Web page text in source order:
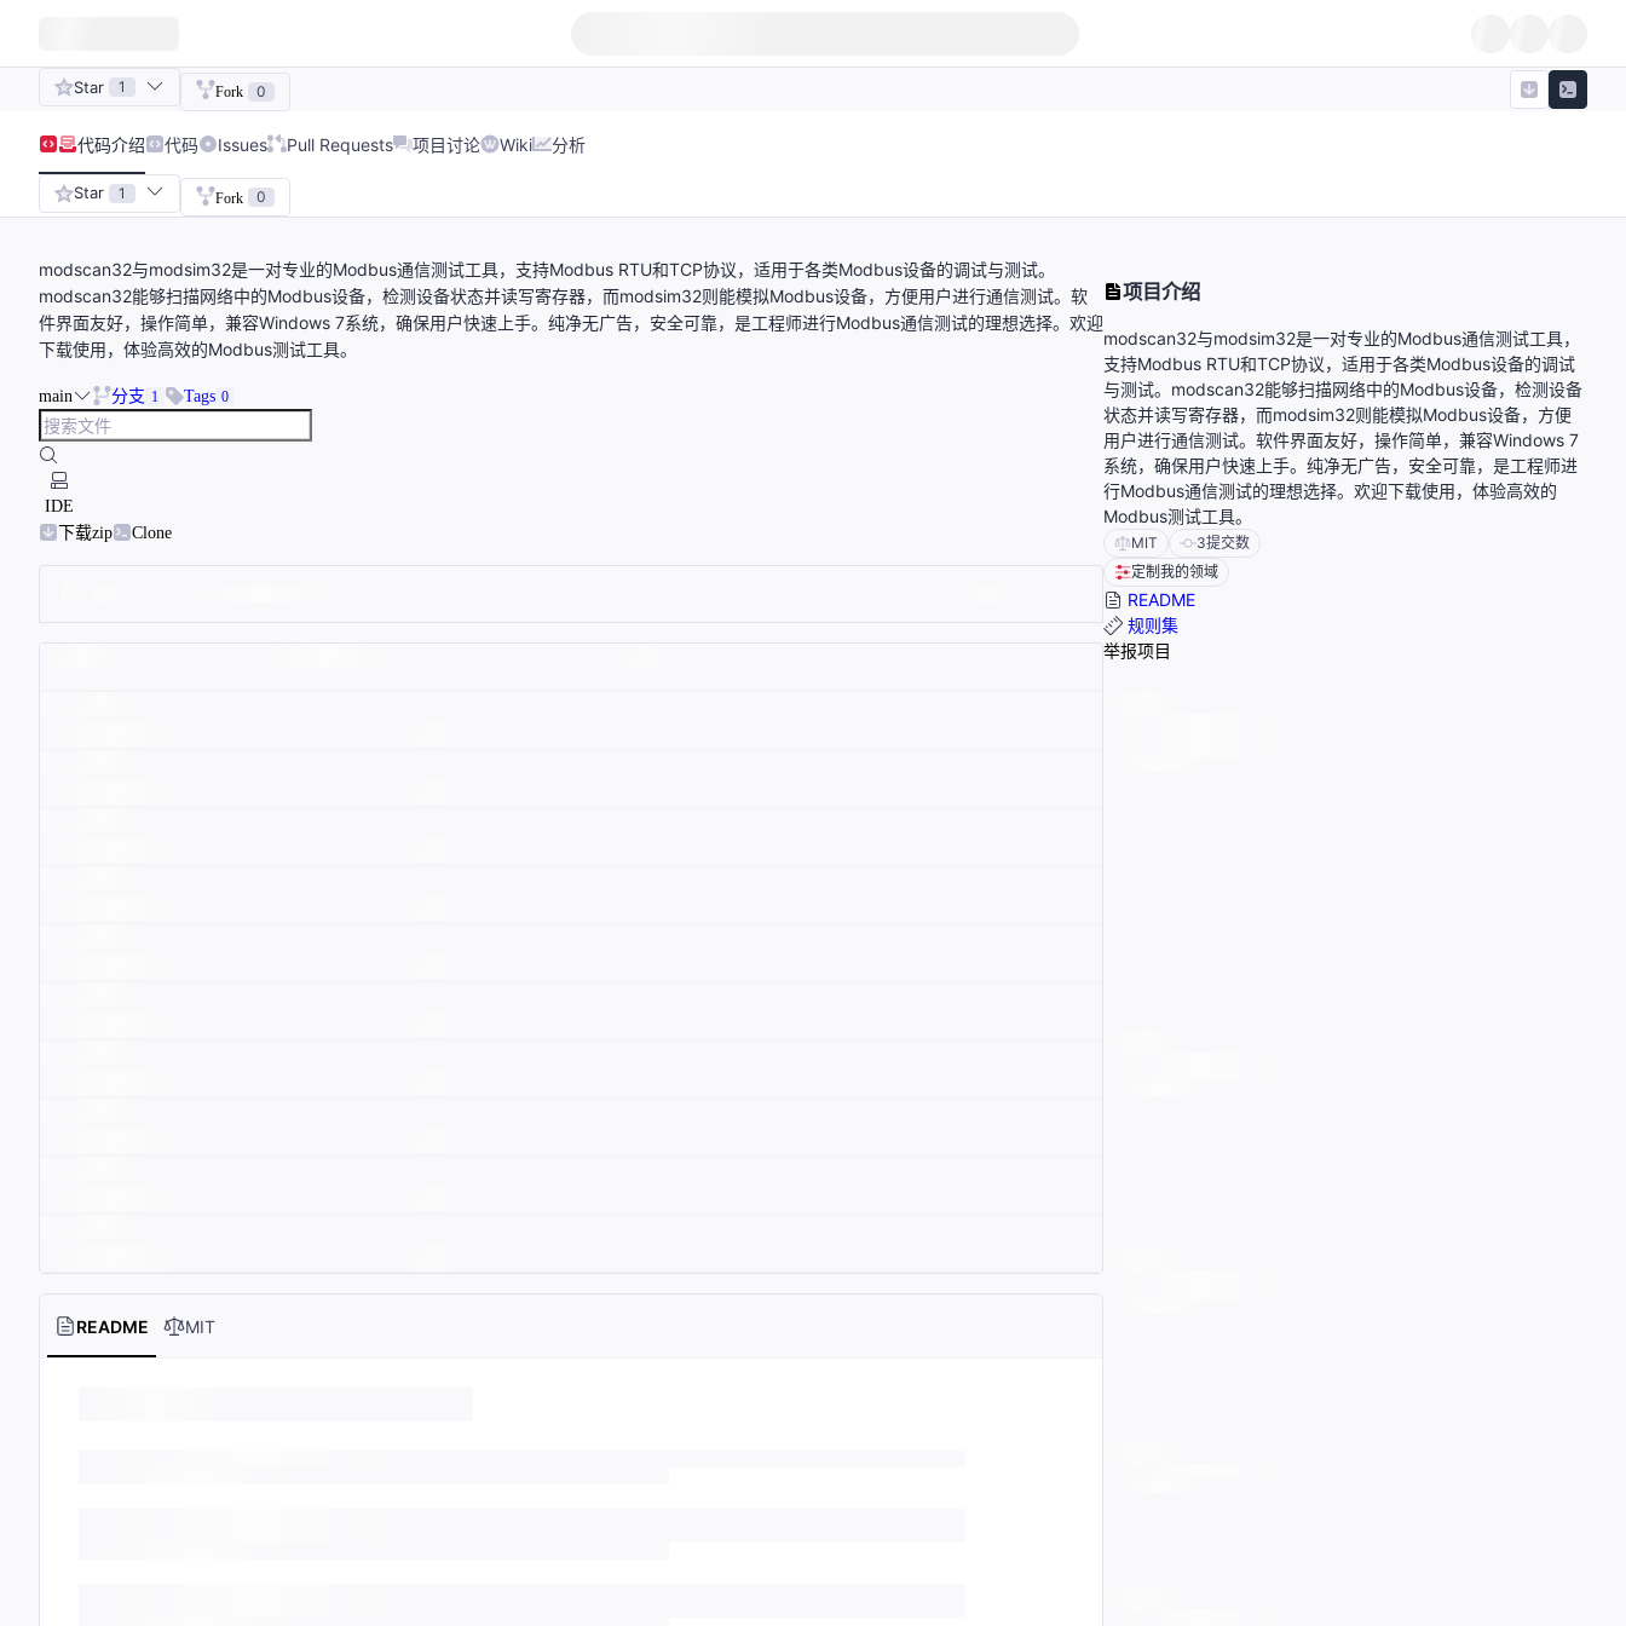
Star 1 Fork 0
代码介绍 代码 Issues Pull Requests 项目讨论 Wiki 分析
Star 1 Fork 0
modscan32与modsim32是一对专业的Modbus通信测试工具，支持Modbus RTU和TCP协议，适用于各类Modbus设备的调试与测试。
modscan32能够扫描网络中的Modbus设备，检测设备状态并读写寄存器，而modsim32则能模拟Modbus设备，方便用户进行通信测试。软
件界面友好，操作简单，兼容Windows 7系统，确保用户快速上手。纯净无广告，安全可靠，是工程师进行Modbus通信测试的理想选择。欢迎
下载使用，体验高效的Modbus测试工具。
main 分支 1 Tags 0
IDE
下载zip
Clone
README MIT
项目介绍
modscan32与modsim32是一对专业的Modbus通信测试工具，
支持Modbus RTU和TCP协议，适用于各类Modbus设备的调试
与测试。modscan32能够扫描网络中的Modbus设备，检测设备
状态并读写寄存器，而modsim32则能模拟Modbus设备，方便
用户进行通信测试。软件界面友好，操作简单，兼容Windows 7
系统，确保用户快速上手。纯净无广告，安全可靠，是工程师进
行Modbus通信测试的理想选择。欢迎下载使用，体验高效的
Modbus测试工具。
MIT 3提交数
定制我的领域
README
规则集
举报项目